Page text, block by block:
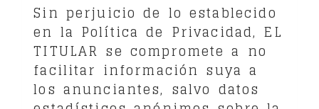
Sin perjuicio de lo establecido
en la Política de Privacidad, EL
TITULAR se compromete a no
facilitar información suya a
los anunciantes, salvo datos